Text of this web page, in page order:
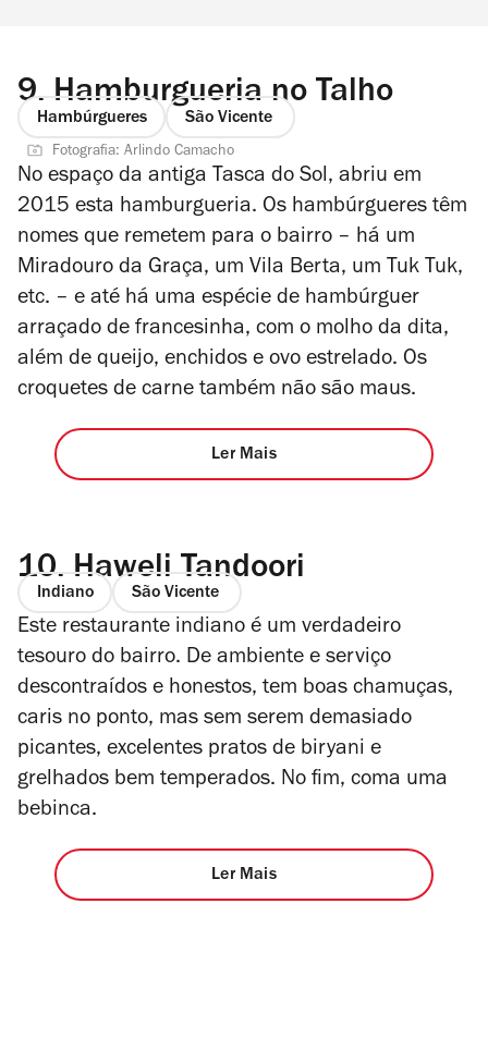
9. Hamburgueria no Talho
Hambúrgueres São Vicente
Fotografia: Arlindo Camacho
No espaço da antiga Tasca do Sol, abriu em
2015 esta hamburgueria. Os hambúrgueres têm
nomes que remetem para o bairro – há um
Miradouro da Graça, um Vila Berta, um Tuk Tuk,
etc. – e até há uma espécie de hambúrguer
arraçado de francesinha, com o molho da dita,
além de queijo, enchidos e ovo estrelado. Os
croquetes de carne também não são maus.
Ler Mais
10. Haweli Tandoori
Indiano São Vicente
Este restaurante indiano é um verdadeiro
tesouro do bairro. De ambiente e serviço
descontraídos e honestos, tem boas chamuças,
caris no ponto, mas sem serem demasiado
picantes, excelentes pratos de biryani e
grelhados bem temperados. No fim, coma uma
bebinca.
Ler Mais